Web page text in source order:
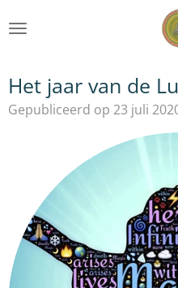
direct
hoofdinhoud
Het jaar van de
Gepubliceerd op 23 juli